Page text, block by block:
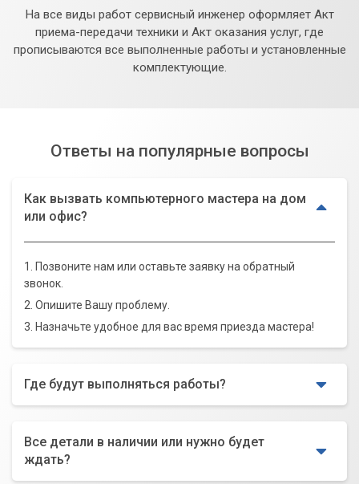
На все виды работ сервисный инженер оформляет Акт
приема-передачи техники и Акт оказания услуг, где
прописываются все выполненные работы и установленные
комплектующие.
Ответы на популярные вопросы
Как вызвать компьютерного мастера на дом
или офис?
1. Позвоните нам или оставьте заявку на обратный
звонок.
2. Опишите Вашу проблему.
3. Назначьте удобное для вас время приезда мастера!
Где будут выполняться работы?
Все детали в наличии или нужно будет
ждать?